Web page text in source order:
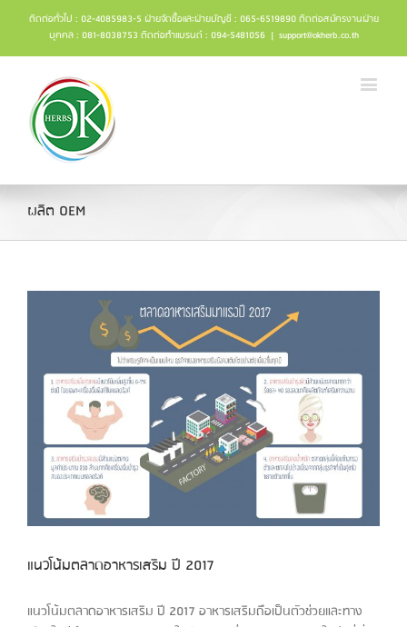
ติดต่อทั่วไป : 02-4085983-5 ฝ่ายจัดซื้อและฝ่ายบัญชี : 065-6519890 ติดต่อสมัครงานฝ่าย
บุคคล : 081-8038753 ติดต่อทำแบรนด์ : 094-5481056 | support@okherb.co.th
ผลิต OEM
แนวโน้มตลาดอาหารเสริม ปี 2017
แนวโน้มตลาดอาหารเสริม ปี 2017 อาหารเสริมถือเป็นตัวช่วยและทาง